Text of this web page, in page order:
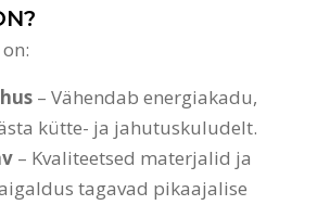
– Vähendab energiakadu,
kütte- ja jahutuskuludelt.
– Kvaliteetsed materjalid ja
tagavad pikaajalise